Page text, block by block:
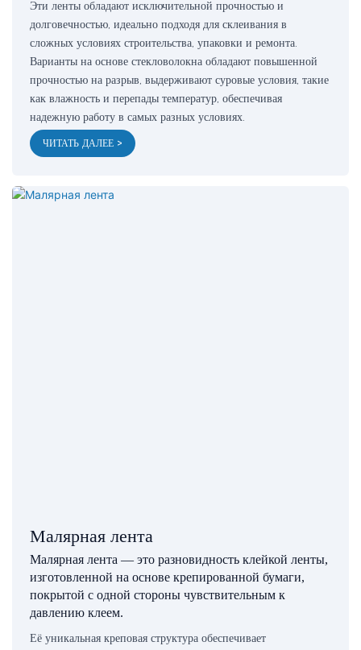
Эти ленты обладают исключительной прочностью и
долговечностью, идеально подходя для склеивания в
сложных условиях строительства, упаковки и ремонта.
Варианты на основе стекловолокна обладают повышенной
прочностью на разрыв, выдерживают суровые условия, такие
как влажность и перепады температур, обеспечивая
надежную работу в самых разных условиях.
ЧИТАТЬ ДАЛЕЕ >
Малярная лента
Малярная лента — это разновидность клейкой ленты,
изготовленной на основе крепированной бумаги,
покрытой с одной стороны чувствительным к
давлению клеем.
Её уникальная креповая структура обеспечивает